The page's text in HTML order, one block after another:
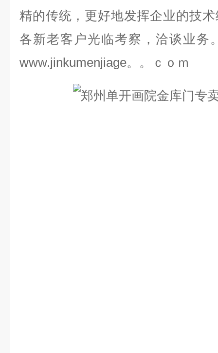
精的传统，更好地发挥企业的技
各新老客户光临考察，洽谈业务
www.jinkumenjiage。。ｃｏｍ